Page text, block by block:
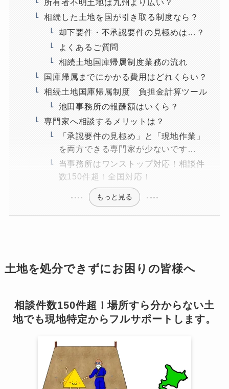
所有者不明土地は九州より広い？
相続した土地を国が引き取る制度なら？
却下要件・不承認要件の見極めは…？
よくあるご質問
相続土地国庫帰属制度業務の流れ
国庫帰属までにかかる費用はどれくらい？
相続土地国庫帰属制度 負担金計算ツール
池田事務所の報酬額はいくら？
専門家へ相談するメリットは？
「承認要件の見極め」と「現地作業」
を両方できる専門家が少ないです…
当事務所はワンストップ対応！相談件
数150件超！全国対応！
もっと見る
土地を処分できずにお困りの皆様へ
相談件数150件超！場所すら分からない土
地でも現地特定からフルサポートします。